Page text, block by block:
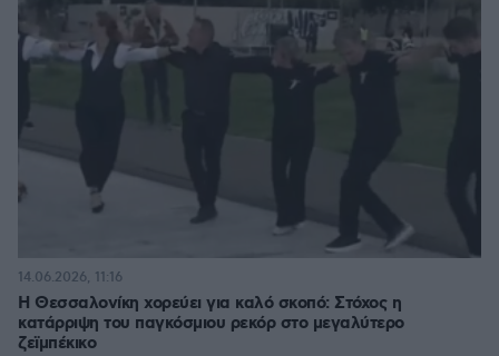
Η Θεσσαλονίκη χορεύει για καλό σκοπό: Στόχος η
κατάρριψη του παγκόσμιου ρεκόρ στο μεγαλύτερο
ζεϊμπέκικο
14.06.2026, 11:16